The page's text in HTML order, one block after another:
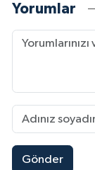
Yorumlar
Gönder